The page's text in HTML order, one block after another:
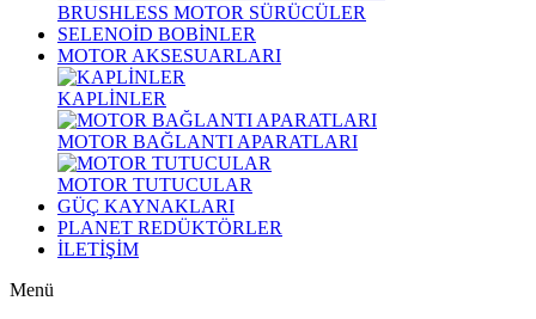
BRUSHLESS MOTOR SÜRÜCÜLER
SELENOİD BOBİNLER
MOTOR AKSESUARLARI
KAPLİNLER
MOTOR BAĞLANTI APARATLARI
MOTOR TUTUCULAR
GÜÇ KAYNAKLARI
PLANET REDÜKTÖRLER
İLETİŞİM
Menü